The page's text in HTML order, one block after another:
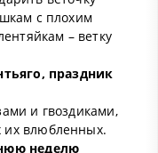
с плохим
– ветку
праздник
и гвоздиками,
влюбленных.
неделю